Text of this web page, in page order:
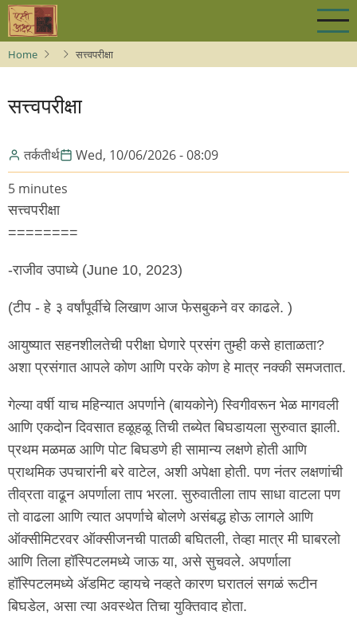
Skip
main
content
Home सत्त्वपरीक्षा
सत्त्वपरीक्षा
तर्कतीर्थ
Wed, 10/06/2026 - 08:09
5 minutes
सत्त्वपरीक्षा
========
-राजीव उपाध्ये (June 10, 2023)
(टीप - हे ३ वर्षांपूर्वीचे लिखाण आज फेसबुकने वर काढले. )
आयुष्यात सहनशीलतेची परीक्षा घेणारे प्रसंग तुम्ही कसे हाताळता?
अशा प्रसंगात आपले कोण आणि परके कोण हे मात्र नक्की समजतात.
गेल्या वर्षी याच महिन्यात अपर्णाने (बायकोने) स्विगीवरून भेळ मागवली
आणि एकदोन दिवसात हळूहळू तिची तब्येत बिघडायला सुरुवात झाली.
प्रथम मळमळ आणि पोट बिघडणे ही सामान्य लक्षणे होती आणि
प्राथमिक उपचारांनी बरे वाटेल, अशी अपेक्षा होती. पण नंतर लक्षणांची
तीव्रता वाढून अपर्णाला ताप भरला. सुरुवातीला ताप साधा वाटला पण
तो वाढला आणि त्यात अपर्णाचे बोलणे असंबद्ध होऊ लागले आणि
ऑक्सीमिटरवर ऑक्सीजनची पातळी बघितली, तेव्हा मात्र मी घाबरलो
आणि तिला हॉस्पिटलमध्ये जाऊ या, असे सुचवले. अपर्णाला
हॉस्पिटलमध्ये ॲडमिट व्हायचे नव्हते कारण घरातलं सगळं रूटीन
बिघडेल, असा त्या अवस्थेत तिचा युक्तिवाद होता.